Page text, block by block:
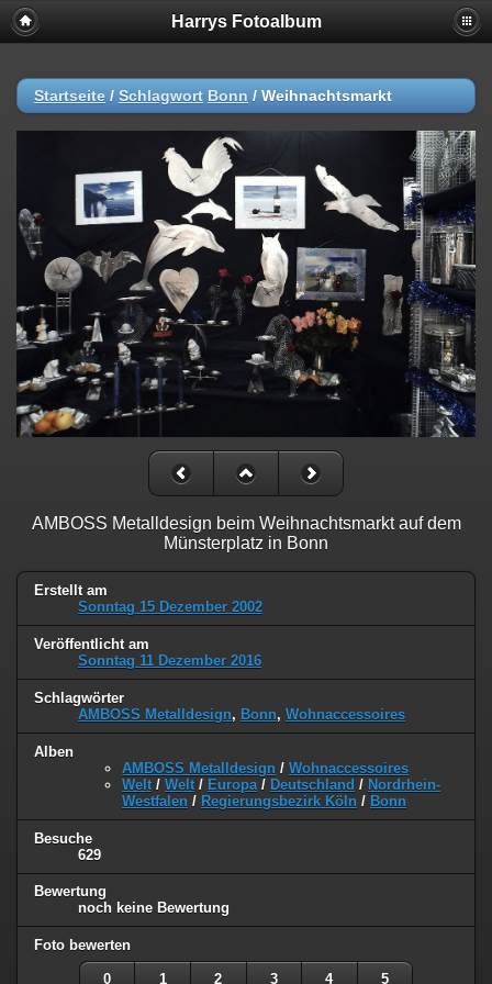
Harrys Fotoalbum
Startseite / Schlagwort Bonn / Weihnachtsmarkt
AMBOSS Metalldesign beim Weihnachtsmarkt auf dem
Münsterplatz in Bonn
Erstellt am
Sonntag 15 Dezember 2002
Veröffentlicht am
Sonntag 11 Dezember 2016
Schlagwörter
AMBOSS Metalldesign, Bonn, Wohnaccessoires
Alben
AMBOSS Metalldesign / Wohnaccessoires
Welt / Welt / Europa / Deutschland / Nordrhein-
Westfalen / Regierungsbezirk Köln / Bonn
Besuche
629
Bewertung
noch keine Bewertung
Foto bewerten
0 1 2 3 4 5